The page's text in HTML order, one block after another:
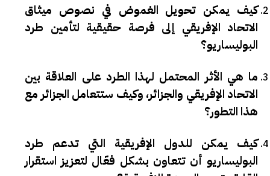
كيف يمكن تحويل الغموض في نصوص ميثاق
الاتحاد الإفريقي إلى فرصة حقيقية لتأمين طرد
البوليساريو؟
ما هي الأثر المحتمل لهذا الطرد على العلاقة بين
الاتحاد الإفريقي والجزائر، وكيف ستتعامل الجزائر مع
هذا التطور؟
كيف يمكن للدول الإفريقية التي تدعم طرد
البوليساريو أن تتعاون بشكل فعّال لتعزيز استقرار